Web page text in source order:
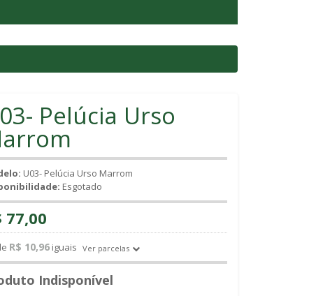
Pelúcia Urso
U03- Pelúcia Urso Marrom
Esgotado
77,00
R$ 10,96 iguais Ver parcelas
Indisponível